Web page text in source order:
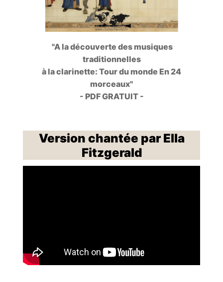
"A la découverte des musiques
traditionnelles
à la clarinette: Tour du monde En 24
morceaux"
- PDF GRATUIT -
Version chantée par Ella
Fitzgerald